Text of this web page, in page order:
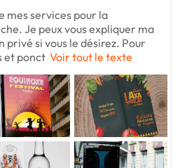
mes services pour la
Je peux vous expliquer ma
privé si vous le désirez. Pour
et ponct Voir tout le texte